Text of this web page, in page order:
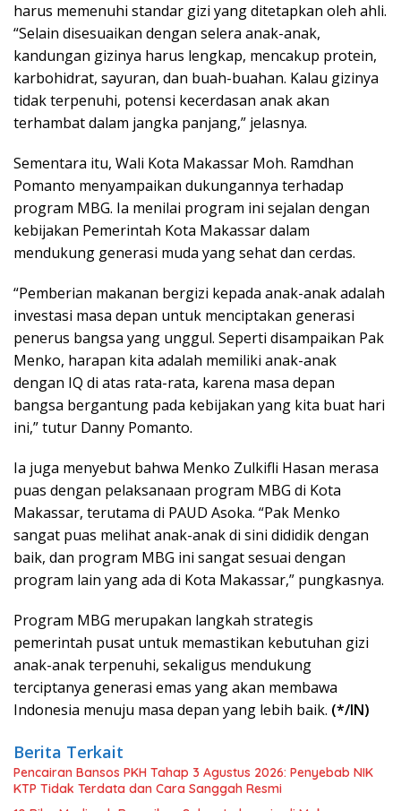
harus memenuhi standar gizi yang ditetapkan oleh ahli.
“Selain disesuaikan dengan selera anak-anak,
kandungan gizinya harus lengkap, mencakup protein,
karbohidrat, sayuran, dan buah-buahan. Kalau gizinya
tidak terpenuhi, potensi kecerdasan anak akan
terhambat dalam jangka panjang,” jelasnya.
Sementara itu, Wali Kota Makassar Moh. Ramdhan
Pomanto menyampaikan dukungannya terhadap
program MBG. Ia menilai program ini sejalan dengan
kebijakan Pemerintah Kota Makassar dalam
mendukung generasi muda yang sehat dan cerdas.
“Pemberian makanan bergizi kepada anak-anak adalah
investasi masa depan untuk menciptakan generasi
penerus bangsa yang unggul. Seperti disampaikan Pak
Menko, harapan kita adalah memiliki anak-anak
dengan IQ di atas rata-rata, karena masa depan
bangsa bergantung pada kebijakan yang kita buat hari
ini,” tutur Danny Pomanto.
Ia juga menyebut bahwa Menko Zulkifli Hasan merasa
puas dengan pelaksanaan program MBG di Kota
Makassar, terutama di PAUD Asoka. “Pak Menko
sangat puas melihat anak-anak di sini dididik dengan
baik, dan program MBG ini sangat sesuai dengan
program lain yang ada di Kota Makassar,” pungkasnya.
Program MBG merupakan langkah strategis
pemerintah pusat untuk memastikan kebutuhan gizi
anak-anak terpenuhi, sekaligus mendukung
terciptanya generasi emas yang akan membawa
Indonesia menuju masa depan yang lebih baik. (*/IN)
Berita Terkait
Pencairan Bansos PKH Tahap 3 Agustus 2026: Penyebab NIK
KTP Tidak Terdata dan Cara Sanggah Resmi